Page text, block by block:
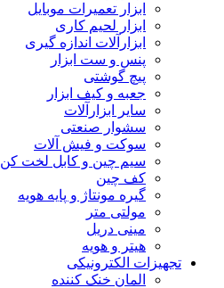
ابزار تعمیرات موبایل
ابزار لحیم کاری
ابزارآلات اندازه گیری
پنس و ست ابزار
پیچ گوشتی
جعبه و کیف ابزار
سایر ابزارآلات
سشوار صنعتی
سوکت و فیش آلات
سیم چین و کابل لخت کن
کف چین
گیره مونتاژ و پایه هویه
مولتی متر
مینی دریل
هیتر و هویه
تجهیزات الکترونیکی
المان خنک کننده